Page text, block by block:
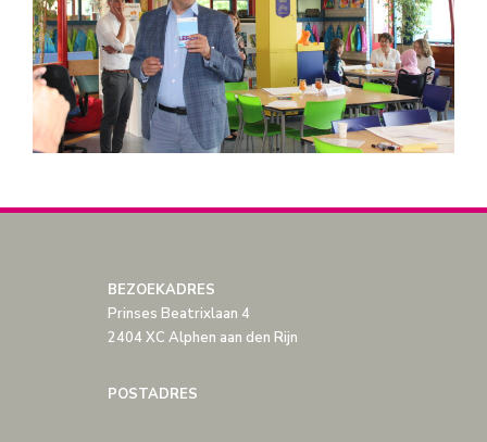
BEZOEKADRES
Prinses Beatrixlaan 4
2404 XC Alphen aan den Rijn
POSTADRES